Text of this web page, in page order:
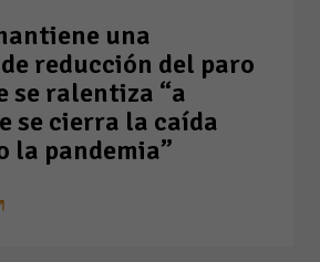
una
reducción del paro
se ralentiza “a
se cierra la caída
la pandemia”